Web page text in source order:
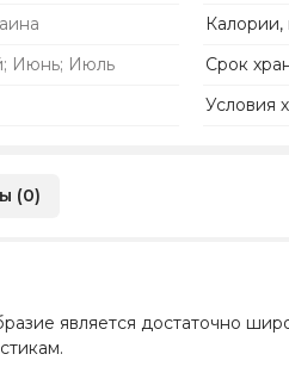
Калории,
Июнь; Июль Срок
Условия
(0)
является достаточно